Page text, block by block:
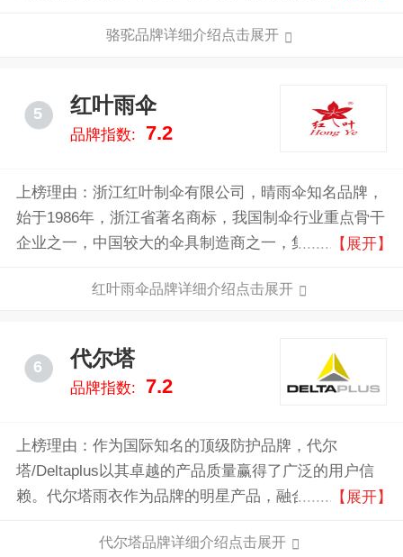
漫漫旅途探索转变为轻松生活格调，坚持舒适至上的理
2010年Camel/骆驼全力全力进军电子商务渠道，骆驼男
鞋也成为了淘宝等分销平台上男鞋销量的第一品牌。
骆驼品牌详细介绍点击展开
5 红叶雨伞
品牌指数: 7.2
上榜理由：浙江红叶制伞有限公司，晴雨伞知名品牌，
始于1986年，浙江省著名商标，我国制伞行业重点骨干
企业之一，中国较大的伞具制造商之一，集设计、开
【展开】
红叶雨伞品牌详细介绍点击展开
6 代尔塔
品牌指数: 7.2
上榜理由：作为国际知名的顶级防护品牌，代尔
塔/Deltaplus以其卓越的产品质量赢得了广泛的用户信
赖。代尔塔雨衣作为品牌的明星产品，融合了时尚与功
雨衣采用先进的防水和透气材料，确保在恶劣天气条件
【展开】
代尔塔品牌详细介绍点击展开